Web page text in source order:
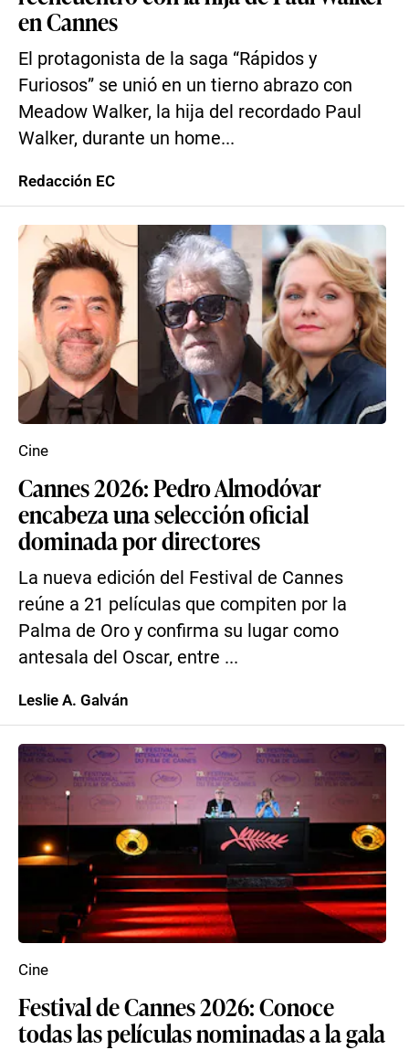
en Cannes
El protagonista de la saga “Rápidos y
Furiosos” se unió en un tierno abrazo con
Meadow Walker, la hija del recordado Paul
Walker, durante un home...
Redacción EC
Cannes 2026: Pedro Almodóvar
encabeza una selección oficial
dominada por directores
La nueva edición del Festival de Cannes
reúne a 21 películas que compiten por la
Palma de Oro y confirma su lugar como
antesala del Oscar, entre ...
Cine
Leslie A. Galván
Festival de Cannes 2026: Conoce
todas las películas nominadas a la gala
Cine